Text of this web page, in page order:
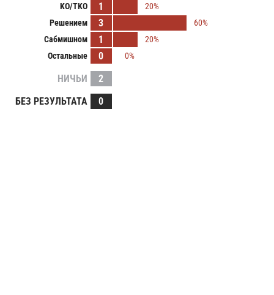
KO/TKO 1
20%
Решением
3
60%
Сабмишном
1
20%
Остальные
0 0%
НИЧЬИ
2
БЕЗ РЕЗУЛЬТАТА
0